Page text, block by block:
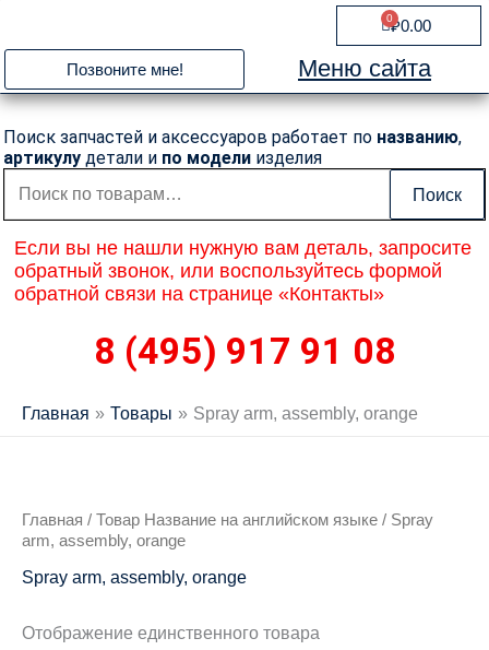
содержимому
₽0.00
0
Cart
Позвоните мне! Меню сайта
Поиск запчастей и аксессуаров работает по названию,
артикулу детали и по модели изделия
Искать:
Поиск
Если вы не нашли нужную вам деталь, запросите
обратный звонок, или воспользуйтесь формой
обратной связи на странице «Контакты»
8 (495) 917 91 08
Главная Товары Spray arm, assembly, orange
Главная / Товар Название на английском языке / Spray
arm, assembly, orange
Spray arm, assembly, orange
Отображение единственного товара